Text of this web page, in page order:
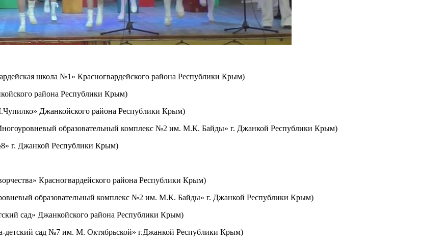
школа №1» Красногвардейского района Республики Крым)
района Республики Крым)
Джанкойского района Республики Крым)
образовательный комплекс №2 им. М.К. Байды» г. Джанкой Республики Крым)
г. Джанкой Республики Крым)
Красногвардейского района Республики Крым)
образовательный комплекс №2 им. М.К. Байды» г. Джанкой Республики Крым)
сад» Джанкойского района Республики Крым)
сад №7 им. М. Октябрьской» г.Джанкой Республики Крым)